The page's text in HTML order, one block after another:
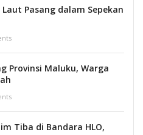
Pasang dalam Sepekan
Provinsi Maluku, Warga
Tiba di Bandara HLO,